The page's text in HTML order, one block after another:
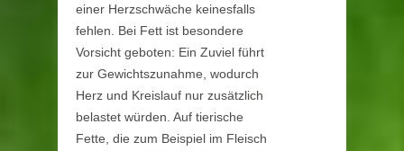
einer Herzschwäche keinesfalls
fehlen. Bei Fett ist besondere
Vorsicht geboten: Ein Zuviel führt
zur Gewichtszunahme, wodurch
Herz und Kreislauf nur zusätzlich
belastet würden. Auf tierische
Fette, die zum Beispiel im Fleisch